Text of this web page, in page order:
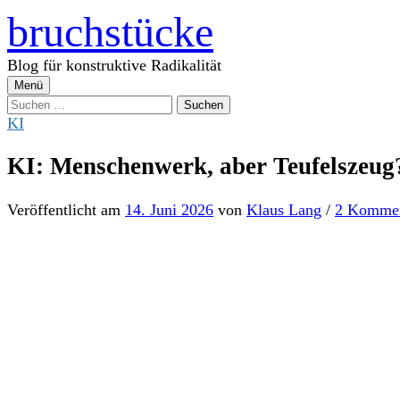
Zum
Inhalt
überspringen
bruchstücke
Blog für konstruktive Radikalität
Menü
Suchen
nach:
KI
KI: Menschenwerk, aber
Veröffentlicht am 14. Juni 2026 von Klaus Lang / 2